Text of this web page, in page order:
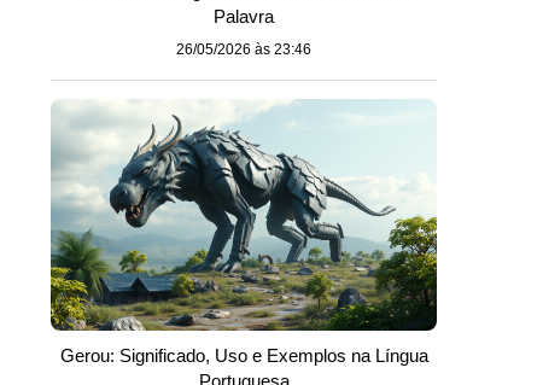
Palavra
26/05/2026 às 23:46
Gerou: Significado, Uso e Exemplos na Língua
Portuguesa